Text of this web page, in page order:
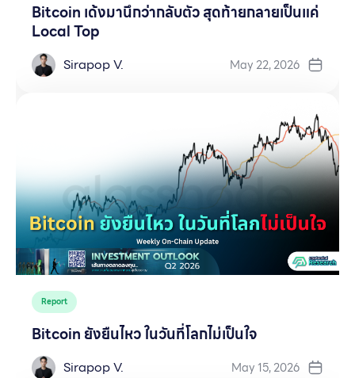
Bitcoin เด้งมานึกว่ากลับตัว สุดท้ายกลายเป็นแค่
Local Top
Sirapop V. May 22, 2026
Report
Bitcoin ยังยืนไหว ในวันที่โลกไม่เป็นใจ
Sirapop V. May 15, 2026